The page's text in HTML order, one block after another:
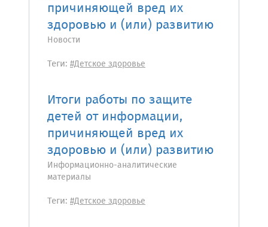
причиняющей вред их
здоровью и (или) развитию
Новости
Теги: #Детское здоровье
Итоги работы по защите
детей от информации,
причиняющей вред их
здоровью и (или) развитию
Информационно-аналитические
материалы
Теги: #Детское здоровье